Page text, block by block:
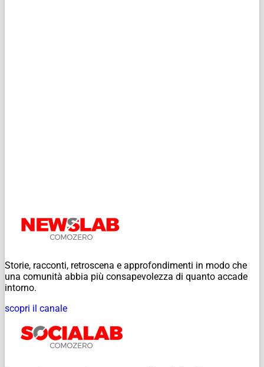
Storie, racconti, retroscena e approfondimenti in modo che
una comunità abbia più consapevolezza di quanto accade
intorno.
scopri il canale